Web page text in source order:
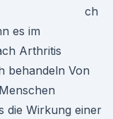
ch
es im
Arthritis
behandeln Von
die Wirkung einer